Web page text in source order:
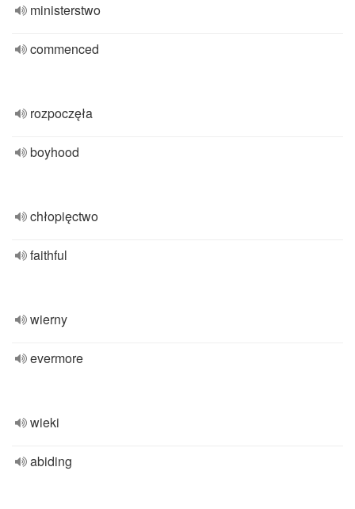
ministerstwo
commenced
rozpoczęła
boyhood
chłopięctwo
faithful
wierny
evermore
wieki
abiding